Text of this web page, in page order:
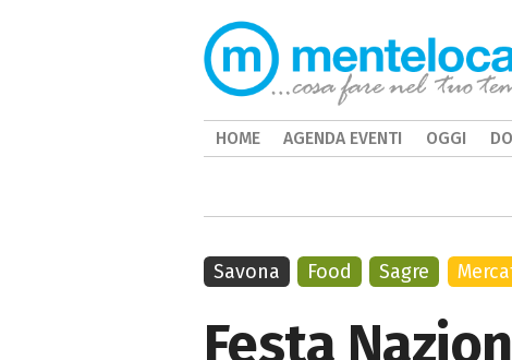
Festa
Savona Food Sagre
HOME AGENDA EVENTI OGGI